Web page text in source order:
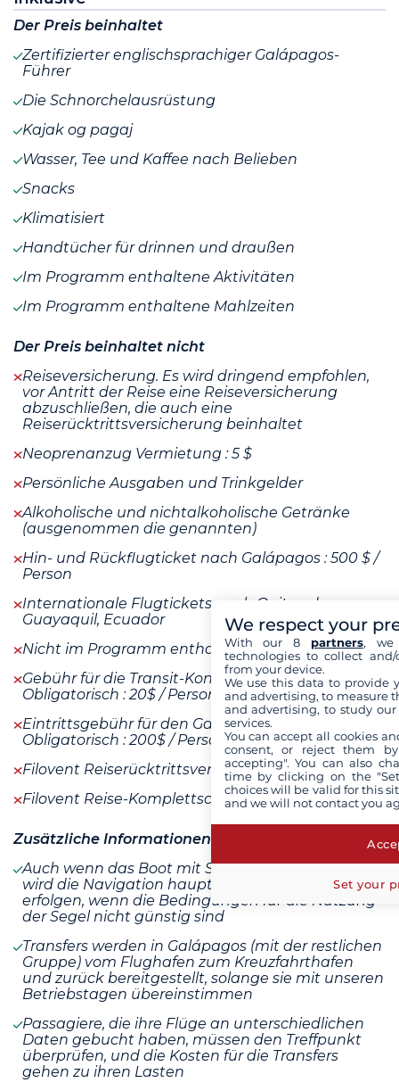
Der Preis beinhaltet
Zertifizierter englischsprachiger Galápagos-
Führer
Die Schnorchelausrüstung
Kajak og pagaj
Wasser, Tee und Kaffee nach Belieben
Snacks
Klimatisiert
Handtücher für drinnen und draußen
Im Programm enthaltene Aktivitäten
Im Programm enthaltene Mahlzeiten
Der Preis beinhaltet nicht
Reiseversicherung. Es wird dringend empfohlen,
vor Antritt der Reise eine Reiseversicherung
abzuschließen, die auch eine
Reiserücktrittsversicherung beinhaltet
Neoprenanzug Vermietung : 5 $
Persönliche Ausgaben und Trinkgelder
Alkoholische und nichtalkoholische Getränke
(ausgenommen die genannten)
Hin- und Rückflugticket nach Galápagos : 500 $ /
Person
Internationale Flugtickets nach Quito oder
Guayaquil, Ecuador
Nicht im Programm enthaltene Mahlzeiten
Gebühr für die Transit-Kontrollkarte -
Obligatorisch : 20$ / Person
Eintrittsgebühr für den Galápagos-Park -
Obligatorisch : 200$ / Person
Filovent Reiserücktrittsversicherungmehr+
Filovent Reise-Komplettschutzmehr+
Zusätzliche Informationen
Auch wenn das Boot mit Segeln ausgestattet ist,
wird die Navigation hauptsächlich mit dem Motor
erfolgen, wenn die Bedingungen für die Nutzung
der Segel nicht günstig sind
Transfers werden in Galápagos (mit der restlichen
Gruppe) vom Flughafen zum Kreuzfahrthafen
und zurück bereitgestellt, solange sie mit unseren
Betriebstagen übereinstimmen
Passagiere, die ihre Flüge an unterschiedlichen
Daten gebucht haben, müssen den Treffpunkt
überprüfen, und die Kosten für die Transfers
gehen zu ihren Lasten
We respect your
With our 8 partners, we
technologies to collect
from your device.
We use this data to provide
and advertising, to measure
and advertising, to study
services.
You can accept all cookies
consent, or reject them
accepting". You can also
time by clicking on the
choices will be valid for this
and we will not contact you
Set your